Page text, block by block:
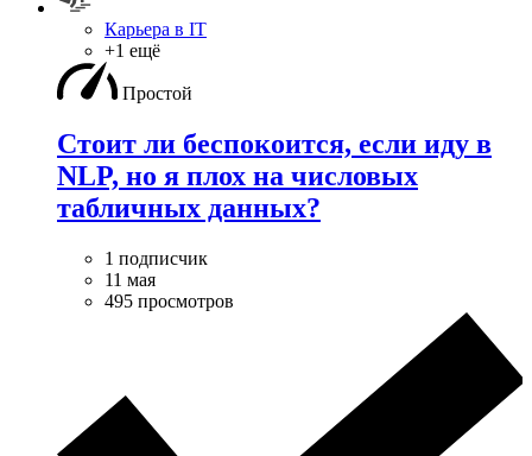
Карьера в IT
+1 ещё
Простой
Стоит ли беспокоится, если иду в
NLP, но я плох на числовых
табличных данных?
1 подписчик
11 мая
495 просмотров